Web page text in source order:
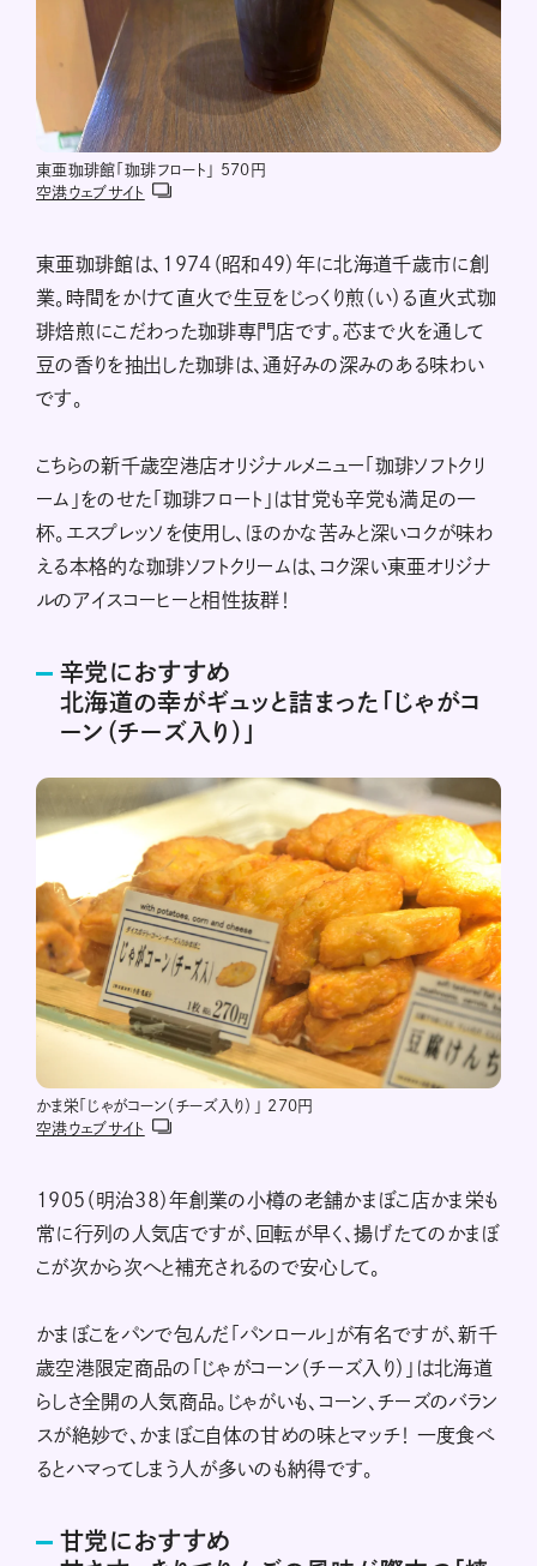
東亜珈琲館「珈琲フロート」 570円
空港ウェブサイト
東亜珈琲館は、1974（昭和49）年に北海道千歳市に創
業。時間をかけて直火で生豆をじっくり煎（い）る直火式珈
琲焙煎にこだわった珈琲専門店です。芯まで火を通して
豆の香りを抽出した珈琲は、通好みの深みのある味わい
です。
こちらの新千歳空港店オリジナルメニュー「珈琲ソフトクリ
ーム」をのせた「珈琲フロート」は甘党も辛党も満足の一
杯。エスプレッソを使用し、ほのかな苦みと深いコクが味わ
える本格的な珈琲ソフトクリームは、コク深い東亜オリジナ
ルのアイスコーヒーと相性抜群！
辛党におすすめ
北海道の幸がギュッと詰まった「じゃがコ
ーン（チーズ入り）」
かま栄「じゃがコーン（チーズ入り）」 270円
空港ウェブサイト
1905（明治38）年創業の小樽の老舗かまぼこ店かま栄も
常に行列の人気店ですが、回転が早く、揚げたてのかまぼ
こが次から次へと補充されるので安心して。
かまぼこをパンで包んだ「パンロール」が有名ですが、新千
歳空港限定商品の「じゃがコーン（チーズ入り）」は北海道
らしさ全開の人気商品。じゃがいも、コーン、チーズのバラン
スが絶妙で、かまぼこ自体の甘めの味とマッチ！ 一度食べ
るとハマってしまう人が多いのも納得です。
甘党におすすめ